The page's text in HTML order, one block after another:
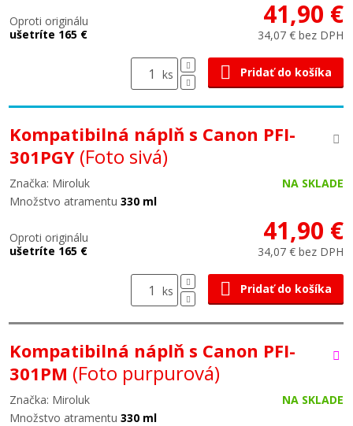
Oproti originálu
ušetríte 165 €
41,90 €
34,07 € bez DPH
ks Pridať do košíka
Kompatibilná náplň s Canon PFI-
301PGY (Foto sivá)
Značka: Miroluk
NA SKLADE
Množstvo atramentu 330 ml
Oproti originálu
ušetríte 165 €
41,90 €
34,07 € bez DPH
ks Pridať do košíka
Kompatibilná náplň s Canon PFI-
301PM (Foto purpurová)
Značka: Miroluk
NA SKLADE
Množstvo atramentu 330 ml